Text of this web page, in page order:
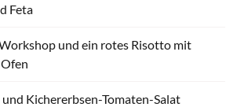
Feta
und ein rotes Risotto mit
Kichererbsen-Tomaten-Salat